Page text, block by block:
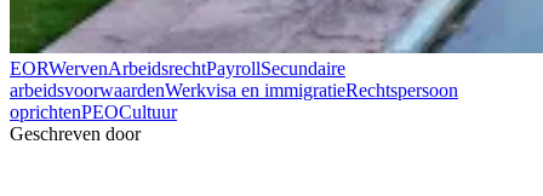
EORWervenArbeidsrechtPayrollSecundaire
arbeidsvoorwaardenWerkvisa en immigratieRechtspersoon
oprichtenPEOCultuur
Geschreven door